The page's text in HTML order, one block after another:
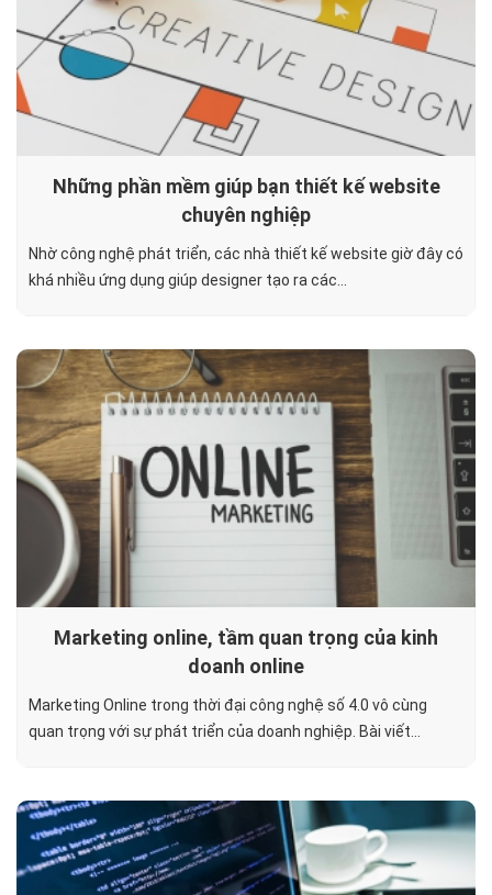
Những phần mềm giúp bạn thiết kế website
chuyên nghiệp
Nhờ công nghệ phát triển, các nhà thiết kế website giờ đây có
khá nhiều ứng dụng giúp designer tạo ra các...
Marketing online, tầm quan trọng của kinh
doanh online
Marketing Online trong thời đại công nghệ số 4.0 vô cùng
quan trọng với sự phát triển của doanh nghiệp. Bài viết...